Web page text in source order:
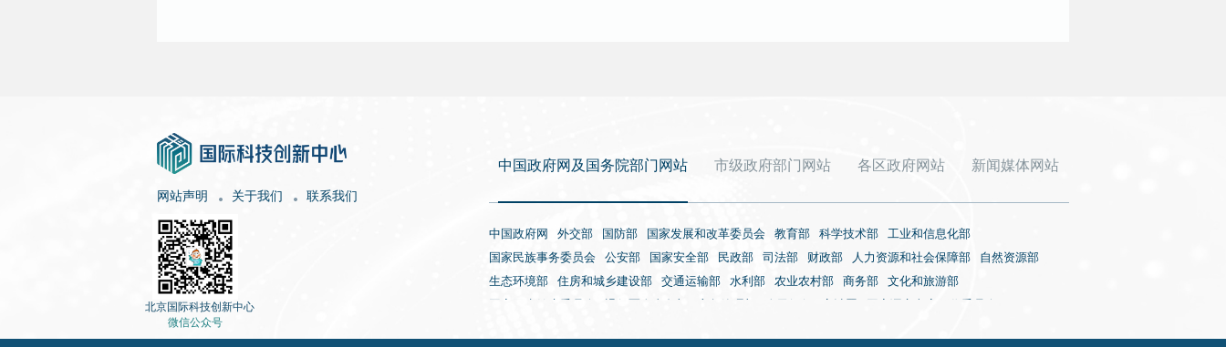
网站声明 关于我们 联系我们
北京国际科技创新中心
微信公众号
中国政府网及国务院部门网站 市级政府部门网站 各区政府网站 新闻媒体网站
中国政府网 外交部 国防部 国家发展和改革委员会 教育部 科学技术部
工业和信息化部
国家民族事务委员会
公安部 国家安全部 民政部 司法部 财政部 人力资源和社会保障部
自然资源部
生态环境部
住房和城乡建设部 交通运输部 水利部 农业农村部 商务部
文化和旅游部